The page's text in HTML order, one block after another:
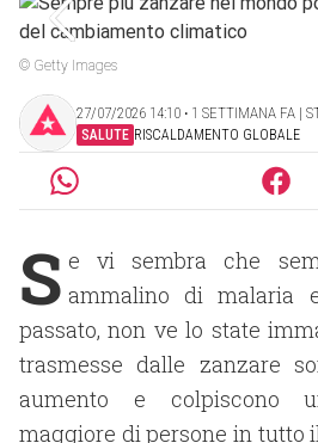
© Getty Images
27/07/2026 14:10 ‧ 1 SETTIMANA FA |
SALUTE RISCALDAMENTO GLOBALE
S e vi sembra che
ammalino di malaria
passato, non ve lo state
trasmesse dalle zanzare
aumento e colpiscono
maggiore di persone in tutto